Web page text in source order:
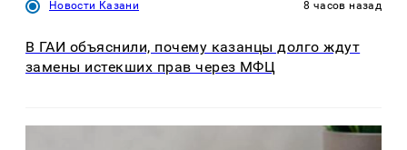
Новости Казани 8 часов назад
В ГАИ объяснили, почему казанцы долго ждут
замены истекших прав через МФЦ